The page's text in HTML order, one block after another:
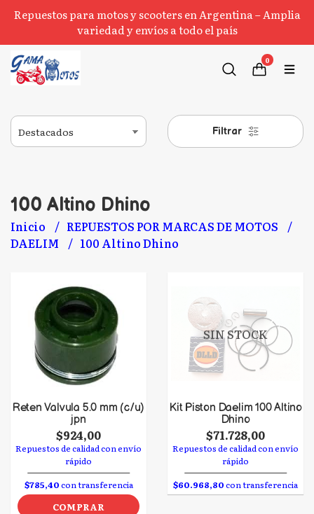
Repuestos para motos y scooters en Argentina – Amplia
variedad y envíos a todo el país
0
Filtrar
100 Altino Dhino
Inicio
REPUESTOS POR MARCAS DE MOTOS
DAELIM
100 Altino Dhino
Reten Valvula 5.0 mm (c/u)
jpn
$924,00
Repuestos de calidad con envío
rápido
$785,40con transferencia
COMPRAR
SIN STOCK
Kit Piston Daelim 100 Altino
Dhino
$71.728,00
Repuestos de calidad con envío
rápido
$60.968,80con transferencia